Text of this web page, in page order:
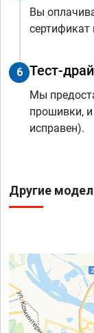
Вы
6 Тест-
Мы
прошивки,
исправен).
Другие